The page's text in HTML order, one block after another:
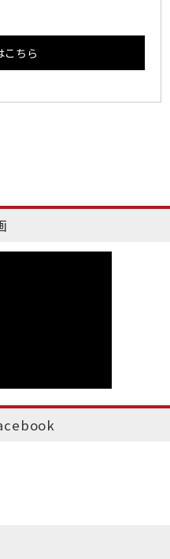
こちら